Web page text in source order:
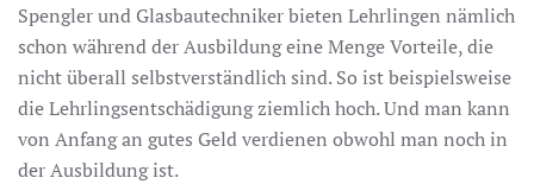
Spengler und Glasbautechniker bieten Lehrlingen nämlich
schon während der Ausbildung eine Menge Vorteile, die
nicht überall selbstverständlich sind. So ist beispielsweise
die Lehrlingsentschädigung ziemlich hoch. Und man kann
von Anfang an gutes Geld verdienen obwohl man noch in
der Ausbildung ist.